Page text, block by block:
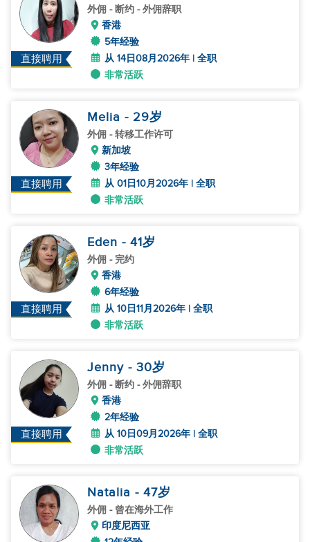
直接聘用
外佣 - 断约 - 外佣辞职
香港
5年经验
从 14日08月2026年 | 全职
非常活跃
直接聘用
Melia - 29岁
外佣 - 转移工作许可
新加坡
3年经验
从 01日10月2026年 | 全职
非常活跃
直接聘用
Eden - 41岁
外佣 - 完约
香港
6年经验
从 10日11月2026年 | 全职
非常活跃
直接聘用
Jenny - 30岁
外佣 - 断约 - 外佣辞职
香港
2年经验
从 10日09月2026年 | 全职
非常活跃
Natalia - 47岁
外佣 - 曾在海外工作
印度尼西亚